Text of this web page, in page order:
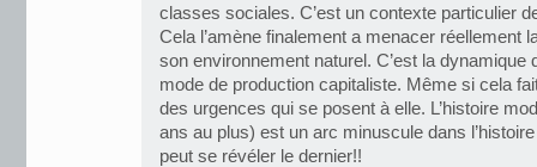
classes sociales. C’est un contexte particulier
Cela l’amène finalement a menacer réellement
son environnement naturel. C’est la dynamique
mode de production capitaliste. Même si cela
des urgences qui se posent à elle. L’histoire
ans au plus) est un arc minuscule dans
peut se révéler le dernier!!